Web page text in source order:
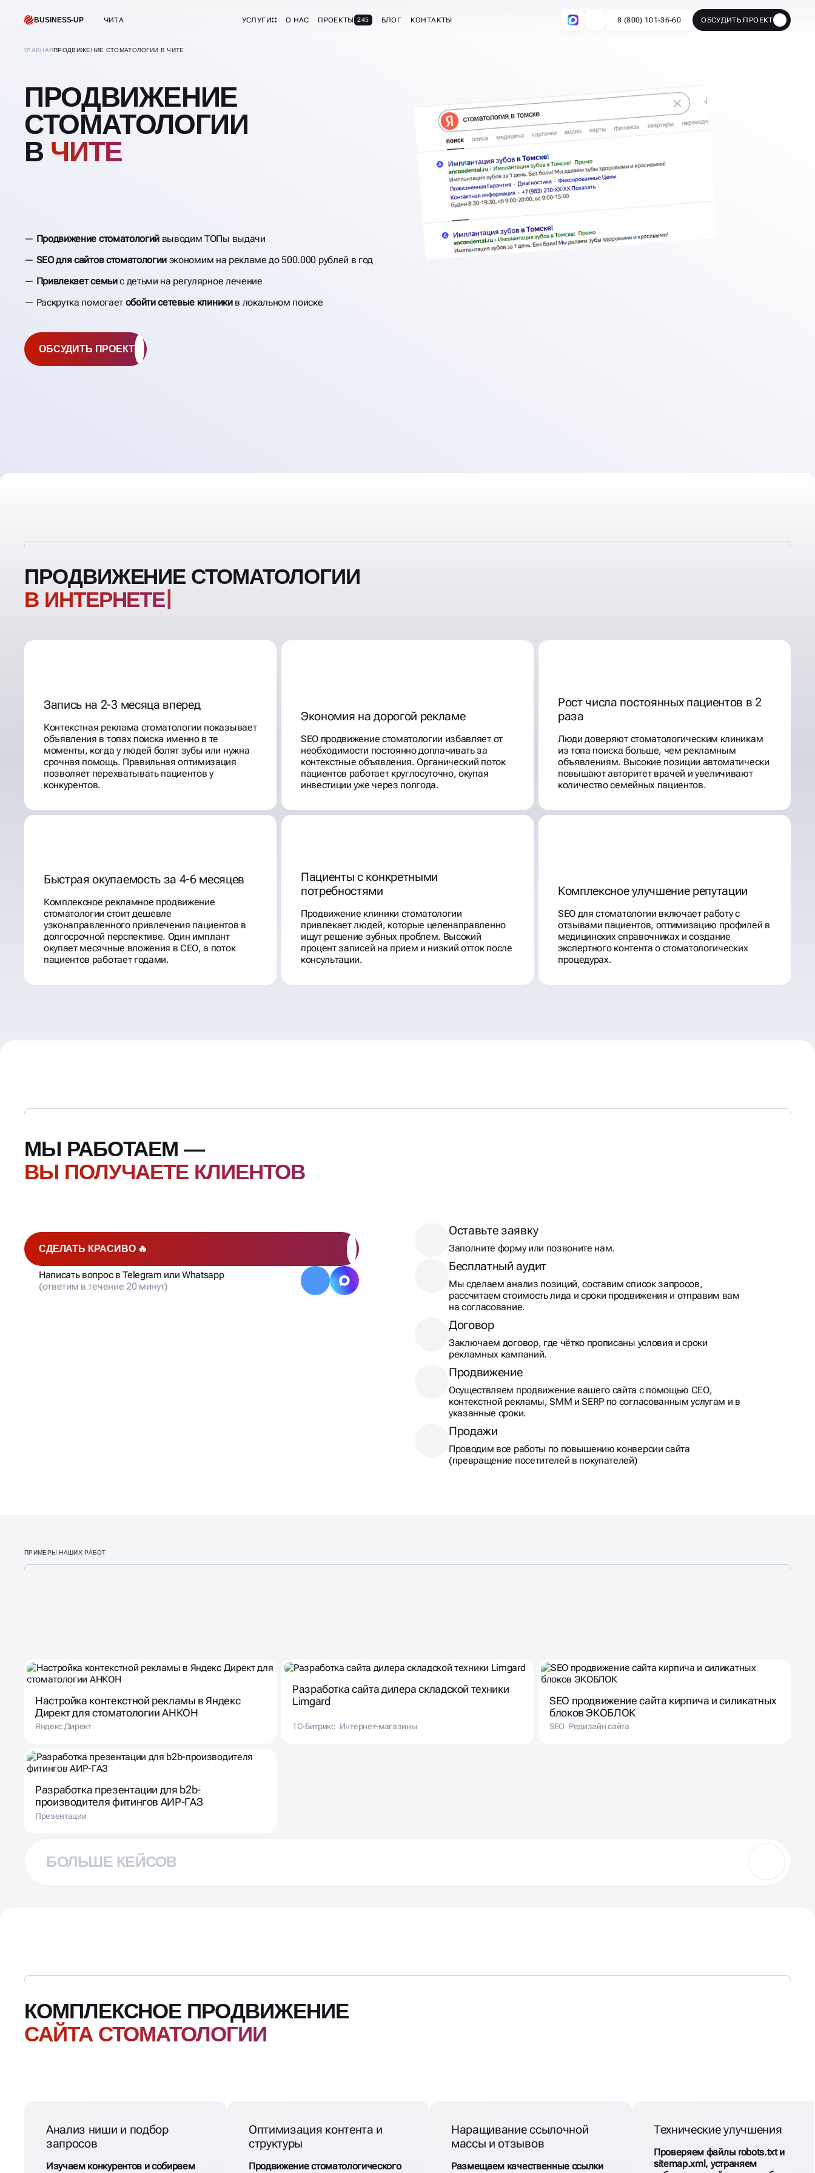
BUSINESS-UP ЧИТА УСЛУГИ О НАС ПРОЕКТЫ 245 БЛОГ КОНТАКТЫ 8 (800) 101-36-60 ОБСУДИТЬ ПРОЕКТ
ГЛАВНАЯПРОДВИЖЕНИЕ СТОМАТОЛОГИИ В ЧИТЕ
ПРОДВИЖЕНИЕ
СТОМАТОЛОГИИ
В ЧИТЕ
Продвижение стоматологий выводим ТОПы выдачи
SEO для сайтов стоматологии экономим на рекламе до 500.000 рублей в год
Привлекает семьис детьми на регулярное лечение
Раскрутка помогает обойти сетевые клиникив локальном поиске
ОБСУДИТЬ ПРОЕКТ
ПРОДВИЖЕНИЕ СТОМАТОЛОГИИ
В ИНТЕР
Запись на 2-3 месяца вперед
Контекстная реклама стоматологии показывает
объявления в топах поиска именно в те
моменты, когда у людей болят зубы или нужна
срочная помощь. Правильная оптимизация
позволяет перехватывать пациентов у
конкурентов.
Экономия на дорогой рекламе
SEO продвижение стоматологии избавляет от
необходимости постоянно доплачивать за
контекстные объявления. Органический поток
пациентов работает круглосуточно, окупая
инвестиции уже через полгода.
Рост числа постоянных пациентов в 2
раза
Люди доверяют стоматологическим клиникам
из топа поиска больше, чем рекламным
объявлениям. Высокие позиции автоматически
повышают авторитет врачей и увеличивают
количество семейных пациентов.
Быстрая окупаемость за 4-6 месяцев
Комплексное рекламное продвижение
стоматологии стоит дешевле
узконаправленного привлечения пациентов в
долгосрочной перспективе. Один имплант
окупает месячные вложения в СЕО, а поток
пациентов работает годами.
Пациенты с конкретными
потребностями
Продвижение клиники стоматологии
привлекает людей, которые целенаправленно
ищут решение зубных проблем. Высокий
процент записей на прием и низкий отток после
консультации.
Комплексное улучшение репутации
SEO для стоматологии включает работу с
отзывами пациентов, оптимизацию профилей в
медицинских справочниках и создание
экспертного контента о стоматологических
процедурах.
МЫ РАБОТАЕМ —
ВЫ ПОЛУЧАЕТЕ КЛИЕНТОВ
СДЕЛАТЬ КРАСИВО 🔥
Написать вопрос в Telegram или Whatsapp
(ответим в течение 20 минут)
Оставьте заявку
Заполните форму или позвоните нам.
Бесплатный аудит
Мы сделаем анализ позиций, составим список запросов,
рассчитаем стоимость лида и сроки продвижения и отправим вам
на согласование.
Договор
Заключаем договор, где чётко прописаны условия и сроки
рекламных кампаний.
Продвижение
Осуществляем продвижение вашего сайта с помощью СЕО,
контекстной рекламы, SMM и SERP по согласованным услугам и в
указанные сроки.
Продажи
Проводим все работы по повышению конверсии сайта
(превращение посетителей в покупателей)
ПРИМЕРЫ НАШИХ РАБОТ
Настройка контекстной рекламы в Яндекс
Директ для стоматологии АНКОН
Яндекс Директ
Разработка сайта дилера складской техники
Limgard
1С-Битрикс Интернет-магазины
SEO продвижение сайта кирпича и силикатных
блоков ЭКОБЛОК
SEO Редизайн сайта
Разработка презентации для b2b-
производителя фитингов АИР-ГАЗ
Презентации
БОЛЬШЕ КЕЙСОВ
КОМПЛЕКСНОЕ ПРОДВИЖЕНИЕ
САЙТА СТОМАТОЛОГИИ
Анализ ниши и подбор
запросов
Изучаем конкурентов и собираем
Оптимизация контента и
структуры
Продвижение стоматологического
Наращивание ссылочной
массы и отзывов
Размещаем качественные ссылки
Технические улучшения
Проверяем файлы robots.txt и
sitemap.xml, устраняем